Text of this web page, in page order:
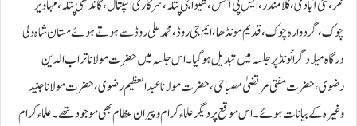
نگر، نئی آبادی، کلامندر، ایس پی آفس، شیواجی پتلہ، سرکاری اسپتال، گاندھی پتلہ، مہاویر
چوک، گردوارہ چوک، قدیم مونڈھا، ایم جی روڈ، محمد علی روڈ سے ہوتے ہوئے مستان شاہ ولی
درگاہ میلاد گرائونڈ پر جلسہ میں تبدیل ہوگیا۔ اس جلسہ میں حضرت مولانا تراب الدین
رضوی، حضرت مفتی مرتضیٰ مصباحی ، حضرت مولانا عبدالعظیم رضوی، حضرت مولانا جنید
وغیرہ کے بیانات ہوئے۔ اس موقع پر دیگر علماء کرام و پیران عظام بھی موجود تھے۔ علماء کرام